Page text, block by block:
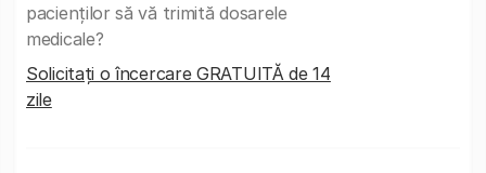
pacienților să vă trimită dosarele
medicale?
Solicitați o încercare GRATUITĂ de 14
zile